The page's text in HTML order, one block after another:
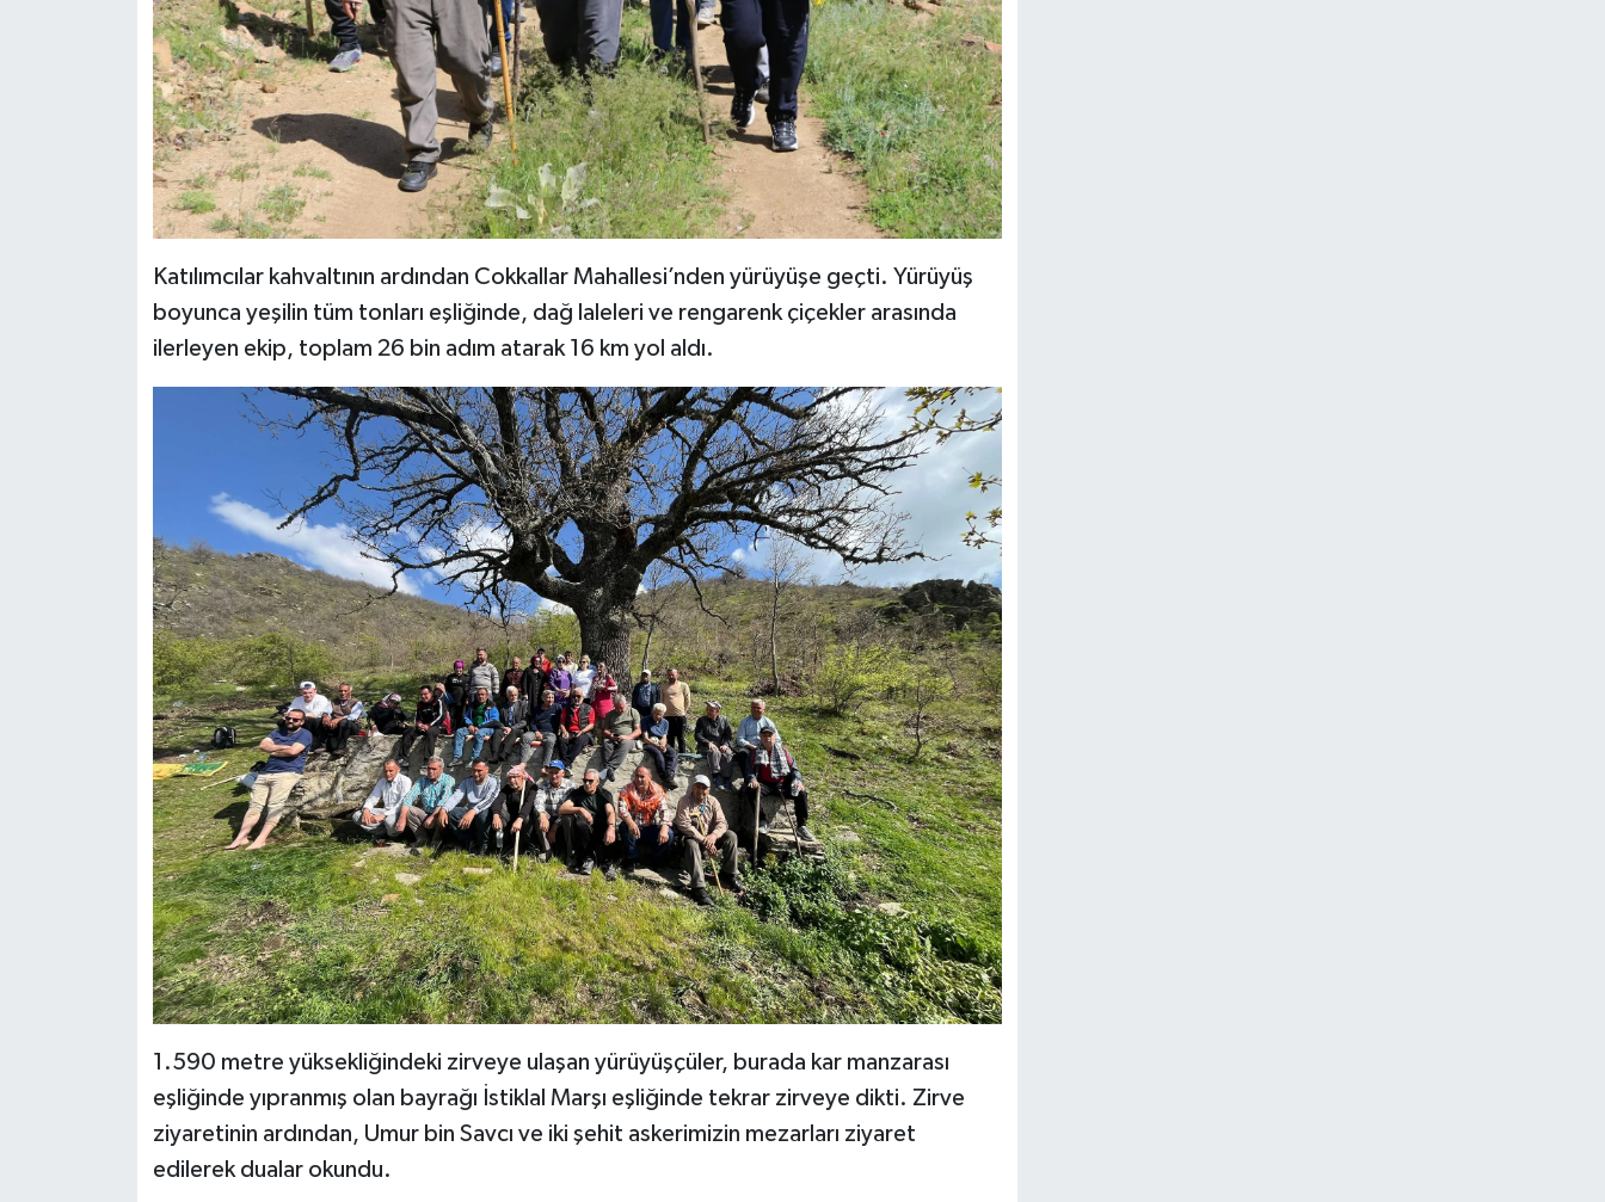
Katılımcılar kahvaltının ardından Cokkallar Mahallesi’nden yürüyüşe geçti. Yürüyüş
boyunca yeşilin tüm tonları eşliğinde, dağ laleleri ve rengarenk çiçekler arasında
ilerleyen ekip, toplam 26 bin adım atarak 16 km yol aldı.
1.590 metre yüksekliğindeki zirveye ulaşan yürüyüşçüler, burada kar manzarası
eşliğinde yıpranmış olan bayrağı İstiklal Marşı eşliğinde tekrar zirveye dikti. Zirve
ziyaretinin ardından, Umur bin Savcı ve iki şehit askerimizin mezarları ziyaret
edilerek dualar okundu.